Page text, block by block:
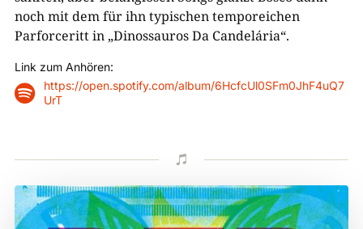
noch mit dem für ihn typischen temporeichen
Parforceritt in „Dinossauros Da Candelária“.
Link zum Anhören:

https://open.spotify.com/album/6HcfcUl0SFm0JhF4uQ7
UrT
